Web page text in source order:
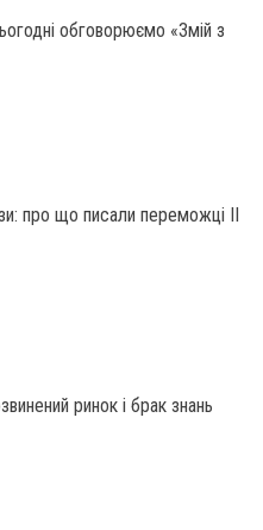
обговорюємо «Змій з
про що писали переможці ІІ
ринок і брак знань